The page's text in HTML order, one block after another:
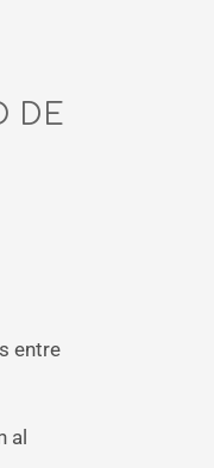
DE
entre
al